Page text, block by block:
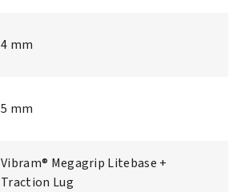
4 mm
5 mm
Vibram® Megagrip Litebase +
Traction Lug